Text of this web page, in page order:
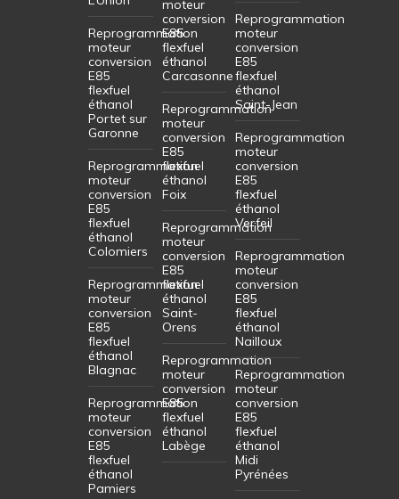
Reprogrammation
moteur
conversion
E85
flexfuel
éthanol
Portet sur
Garonne
Reprogrammation
moteur
conversion
E85
flexfuel
éthanol
Colomiers
Reprogrammation
moteur
conversion
E85
flexfuel
éthanol
Blagnac
Reprogrammation
moteur
conversion
E85
flexfuel
éthanol
Pamiers
moteur
conversion
E85
flexfuel
éthanol
Carcasonne
Reprogrammation
moteur
conversion
E85
flexfuel
éthanol
Foix
Reprogrammation
moteur
conversion
E85
flexfuel
éthanol
Saint-
Orens
Reprogrammation
moteur
conversion
E85
flexfuel
éthanol
Labège
Reprogrammation
moteur
conversion
E85
flexfuel
éthanol
Saint-Jean
Reprogrammation
moteur
conversion
E85
flexfuel
éthanol
Verfeil
Reprogrammation
moteur
conversion
E85
flexfuel
éthanol
Nailloux
Reprogrammation
moteur
conversion
E85
flexfuel
éthanol
Midi
Pyrénées